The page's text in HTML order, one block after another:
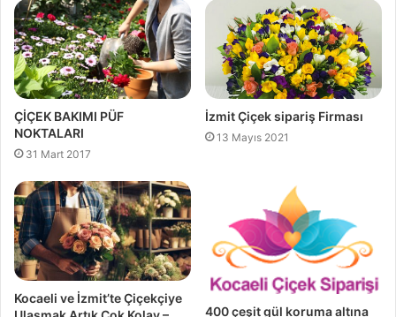
e
ÇİÇEK BAKIMI PÜF
NOKTALARI
31 Mart 2017
İzmit Çiçek sipariş Firması
13 Mayıs 2021
Kocaeli ve İzmit’te Çiçekçiye
400 çeşit gül koruma altına